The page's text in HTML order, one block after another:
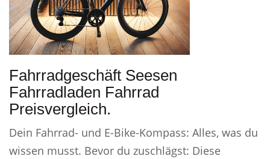
Fahrradgeschäft Seesen
Fahrradladen Fahrrad
Preisvergleich.
Dein Fahrrad- und E-Bike-Kompass: Alles, was du
wissen musst. Bevor du zuschlägst: Diese